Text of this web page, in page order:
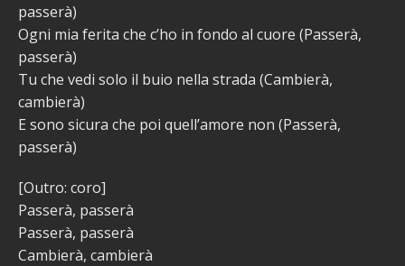
passerà)
Ogni mia ferita che c’ho in fondo al cuore (Passerà,
passerà)
Tu che vedi solo il buio nella strada (Cambierà,
cambierà)
E sono sicura che poi quell’amore non (Passerà,
passerà)
[Outro: coro]
Passerà, passerà
Passerà, passerà
Cambierà, cambierà